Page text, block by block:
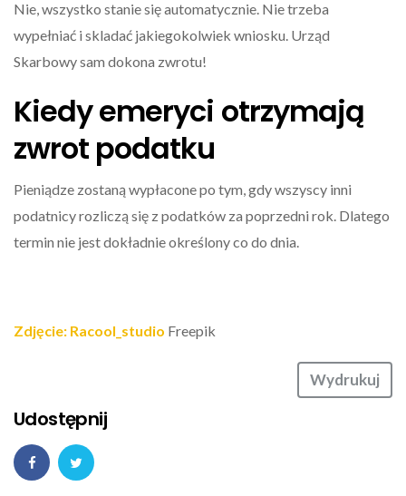
Nie, wszystko stanie się automatycznie. Nie trzeba
wypełniać i skladać jakiegokolwiek wniosku. Urząd
Skarbowy sam dokona zwrotu!
Kiedy emeryci otrzymają
zwrot podatku
Pieniądze zostaną wypłacone po tym, gdy wszyscy inni
podatnicy rozliczą się z podatków za poprzedni rok. Dlatego
termin nie jest dokładnie określony co do dnia.
Zdjęcie: Racool_studio Freepik
Wydrukuj
Udostępnij